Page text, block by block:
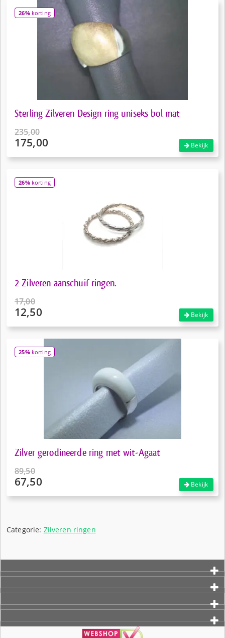
is:
€71,50.
26%korting
Sterling Zilveren Design ring uniseks bol mat
235,00
Oorspronkelijke
175,00
is:
€175,00.
Bekijk
26%korting
2 Zilveren aanschuif ringen.
17,00
Oorspronkelijke
12,50
is:
€12,50.
Bekijk
25%korting
Zilver gerodineerde ring met wit-Agaat
89,50
Oorspronkelijke
67,50
€67,50.
Bekijk
Categorie: Zilveren ringen